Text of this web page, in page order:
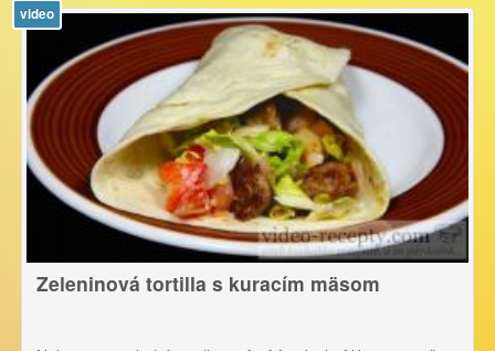
video
Zeleninová tortilla s kuracím mäsom